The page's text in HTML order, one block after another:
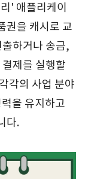
' 애플리케이
권을 캐시로 교
하거나 송금,
제를 실행할
각의 사업 분야
을 유지하고
다.